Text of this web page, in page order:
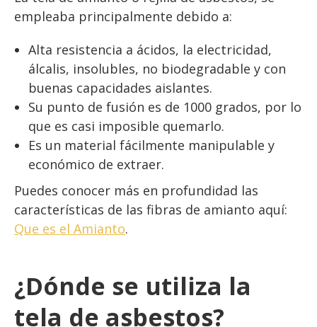
empleaba principalmente debido a:
Alta resistencia a ácidos, la electricidad,
álcalis, insolubles, no biodegradable y con
buenas capacidades aislantes.
Su punto de fusión es de 1000 grados, por lo
que es casi imposible quemarlo.
Es un material fácilmente manipulable y
económico de extraer.
Puedes conocer más en profundidad las
características de las fibras de amianto aquí:
Que es el Amianto.
¿Dónde se utiliza la
tela de asbestos?